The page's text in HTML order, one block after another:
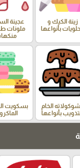
زينة الكيك و
بأنواعها
عجينة
ملونات
الخام
بأنواعها
بسكويت